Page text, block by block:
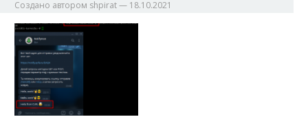
Создано автором shpirat— 18.10.2021